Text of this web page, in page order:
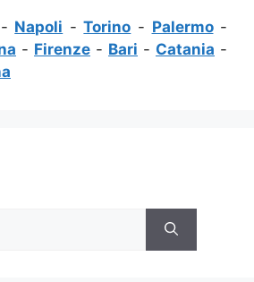
- Napoli -Torino - Palermo-
- Firenze - Bari - Catania -